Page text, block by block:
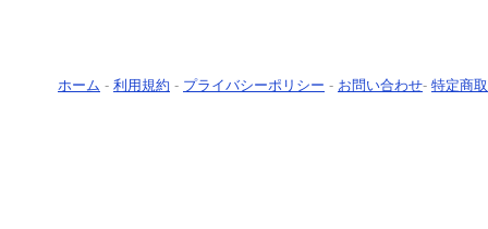
ホーム - 利用規約 - プライバシーポリシー - お問い合わせ- 特定商